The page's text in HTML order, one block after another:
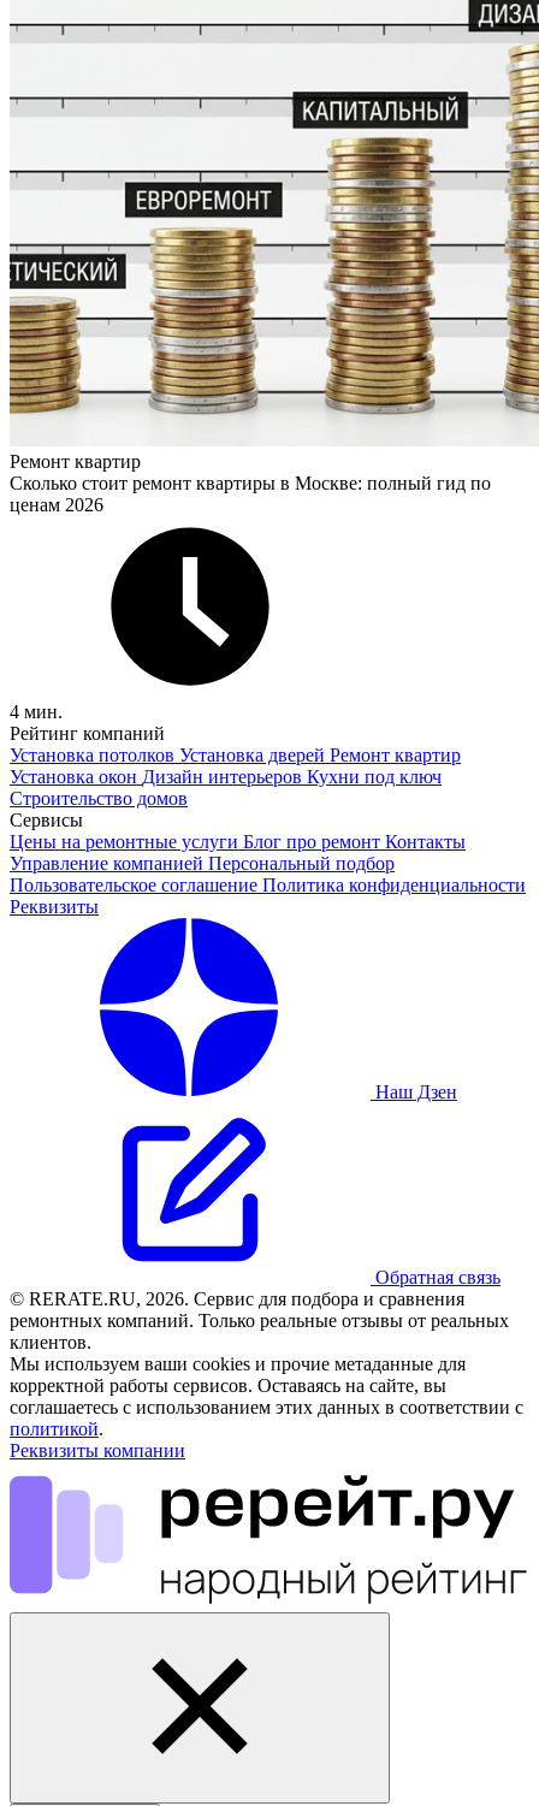
Ремонт квартир
Сколько стоит ремонт квартиры в Москве: полный гид по
ценам 2026
4 мин.
Рейтинг компаний
Установка потолков Установка дверей Ремонт квартир
Установка окон Дизайн интерьеров Кухни под ключ
Строительство домов
Сервисы
Цены на ремонтные услуги Блог про ремонт Контакты
Управление компанией Персональный подбор
Пользовательское соглашение Политика конфиденциальности
Реквизиты
Наш Дзен
Обратная связь
© RERATE.RU, 2026. Сервис для подбора и сравнения
ремонтных компаний. Только реальные отзывы от реальных
клиентов.
Мы используем ваши cookies и прочие метаданные для
корректной работы сервисов. Оставаясь на сайте, вы
соглашаетесь с использованием этих данных в соответствии с
политикой.
Реквизиты компании